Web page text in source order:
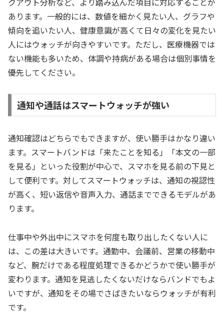
あります。一般的には、数値を細かく見たい人、グラフや
傾向を追いたい人、健康意識が高くて日々の変化を見たい
人にはウォッチが向きやすいです。ただし、医療機器では
ない機能も多いため、体調や持病がある場合は個別事情を
優先してください。
通知や通話はスマートウォッチが強い
通知確認はどちらでもできますが、使い勝手はかなり違い
ます。スマートバンドは「来たことを知る」「本文の一部
を見る」といった役割が中心で、スマホを見る前の下見と
して便利です。対してスマートウォッチは、通知の視認性
が高く、短い返信や音声入力、通話までできるモデルがあ
ります。
仕事中や外出中にスマホを何度も取り出したくない人に
は、この差は大きいです。通勤中、会議前、営業の移動中
など、腕だけである程度処理できるかどうかで使い勝手が
変わります。通知を見逃したくないだけならバンドでもよ
いですが、通知をその場でさばきたいならウォッチが有利
です。